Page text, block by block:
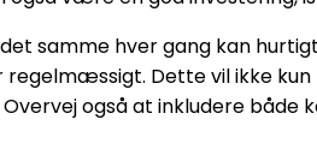
samme hver gang kan
Dette vil ikke
også at inkludere